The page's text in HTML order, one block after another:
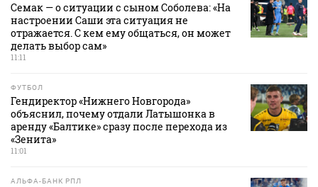
Семак — о ситуации с сыном Соболева: «На
настроении Саши эта ситуация не
отражается. С кем ему общаться, он может
делать выбор сам»
11:11
ФУТБОЛ
Гендиректор «Нижнего Новгорода»
объяснил, почему отдали Латышонка в
аренду «Балтике» сразу после перехода из
«Зенита»
11:01
АЛЬФА-БАНК РПЛ